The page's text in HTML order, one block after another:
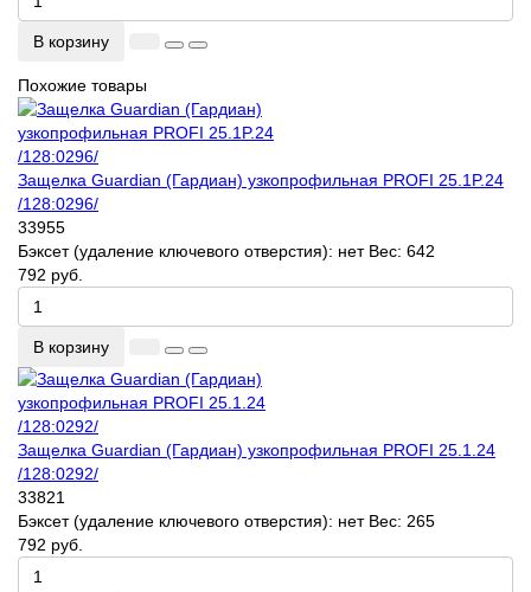
В корзину
Похожие товары
Защелка Guardian (Гардиан) узкопрофильная PROFI 25.1P.24
/128:0296/
33955
Бэксет (удаление ключевого отверстия): нетВес: 642
792 руб.
В корзину
Защелка Guardian (Гардиан) узкопрофильная PROFI 25.1.24
/128:0292/
33821
Бэксет (удаление ключевого отверстия): нетВес: 265
792 руб.